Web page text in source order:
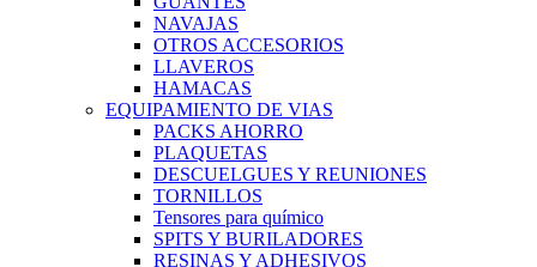
NAVAJAS
OTROS ACCESORIOS
LLAVEROS
HAMACAS
EQUIPAMIENTO DE VIAS
PACKS AHORRO
PLAQUETAS
DESCUELGUES Y REUNIONES
TORNILLOS
Tensores para químico
SPITS Y BURILADORES
RESINAS Y ADHESIVOS